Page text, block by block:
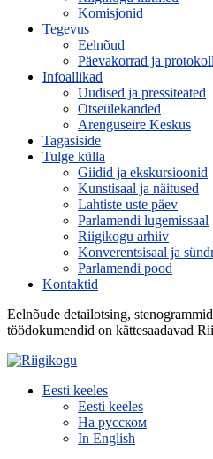
Komisjonid
Tegevus
Eelnõud
Päevakorrad ja
Infoallikad
Uudised ja pressiteated
Otseülekanded
Arenguseire Keskus
Tagasiside
Tulge külla
Giidid ja ekskursioonid
Kunstisaal ja näitused
Lahtiste uste päev
Parlamendi lugemissaal
Riigikogu arhiiv
Konverentsisaal ja
Parlamendi pood
Kontaktid
Eelnõude detailotsing,
töödokumendid on kättesaadavad
Eesti keeles
Eesti keeles
На русском
In English